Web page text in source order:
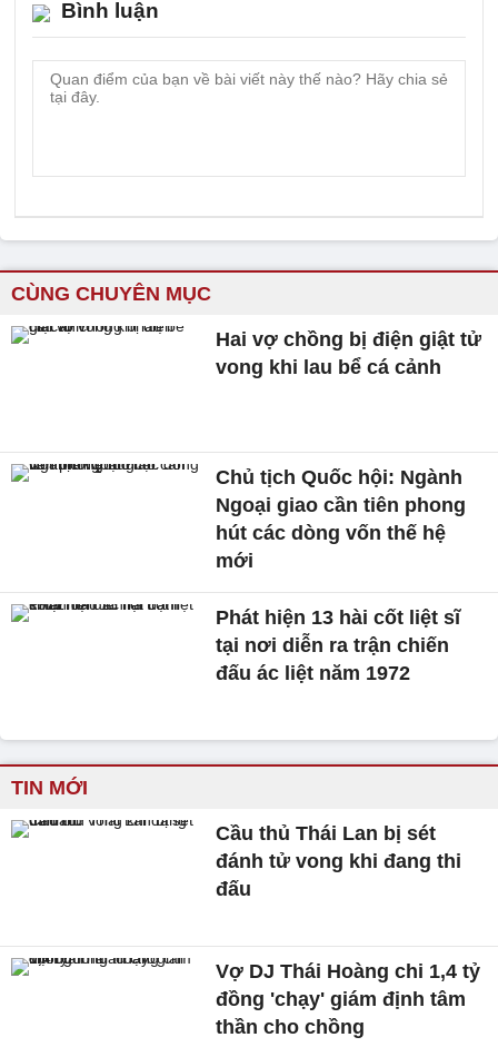
Bình luận
CÙNG CHUYÊN MỤC
Hai vợ chồng bị điện giật tử
vong khi lau bể cá cảnh
Chủ tịch Quốc hội: Ngành
Ngoại giao cần tiên phong
hút các dòng vốn thế hệ
mới
Phát hiện 13 hài cốt liệt sĩ
tại nơi diễn ra trận chiến
đấu ác liệt năm 1972
TIN MỚI
Cầu thủ Thái Lan bị sét
đánh tử vong khi đang thi
đấu
Vợ DJ Thái Hoàng chi 1,4 tỷ
đồng 'chạy' giám định tâm
thần cho chồng